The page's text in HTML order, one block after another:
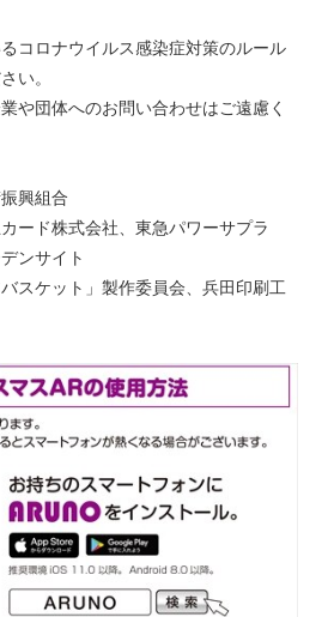
コロナウイルス感染症対策のルール
い。
や団体へのお問い合わせはご遠慮く
興組合
ード株式会社、東急パワーサプラ
ンサイト
スケット」製作委員会、兵田印刷工